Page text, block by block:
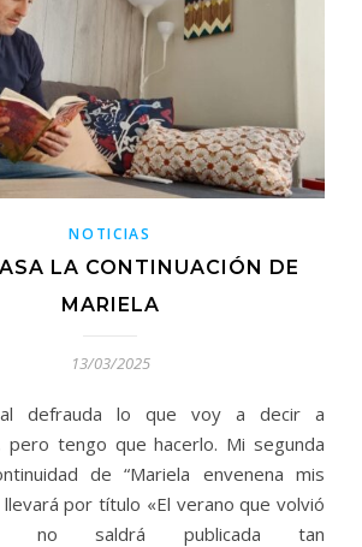
NOTICIAS
LA CONTINUACIÓN DE
MARIELA
13/03/2025
defrauda lo que voy a decir a
pero tengo que hacerlo. Mi segunda
de “Mariela envenena mis
llevará por título «El verano que volvió
no saldrá publicada tan